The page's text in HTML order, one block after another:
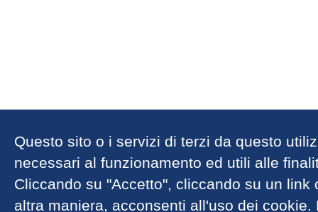
Questo sito o i servizi di terzi da questo
necessari al funzionamento ed utili alle
Cliccando su "Accetto", cliccando su un
altra maniera, acconsenti all'uso dei